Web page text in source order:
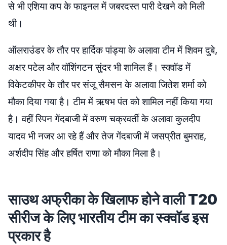
से भी एशिया कप के फाइनल में जबरदस्त पारी देखने को मिली
थी।
ऑलराउंडर के तौर पर हार्दिक पांड्या के अलावा टीम में शिवम दुबे,
अक्षर पटेल और वॉशिंगटन सुंदर भी शामिल हैं। स्क्वॉड में
विकेटकीपर के तौर पर संजू सैमसन के अलावा जितेश शर्मा को
मौका दिया गया है। टीम में ऋषभ पंत को शामिल नहीं किया गया
है। वहीं स्पिन गेंदबाजी में वरुण चक्रवर्ती के अलावा कुलदीप
यादव भी नजर आ रहे हैं और तेज गेंदबाजी में जसप्रीत बुमराह,
अर्शदीप सिंह और हर्षित राणा को मौका मिला है।
साउथ अफ्रीका के खिलाफ होने वाली T20
सीरीज के लिए भारतीय टीम का स्क्वॉड इस
प्रकार है